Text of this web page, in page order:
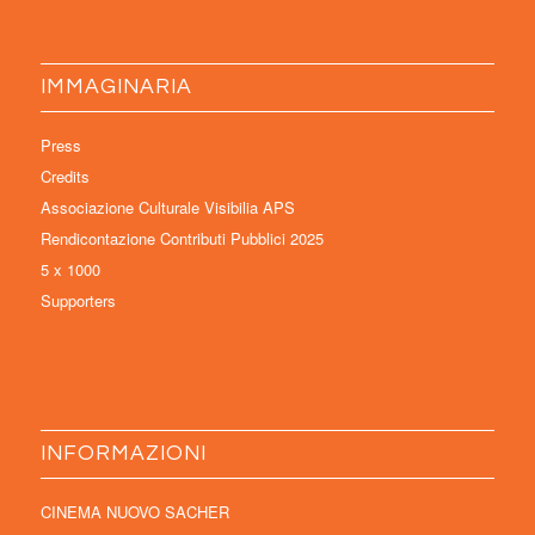
IMMAGINARIA
Press
Credits
Associazione Culturale Visibilia APS
Rendicontazione Contributi Pubblici 2025
5 x 1000
Supporters
INFORMAZIONI
CINEMA NUOVO SACHER